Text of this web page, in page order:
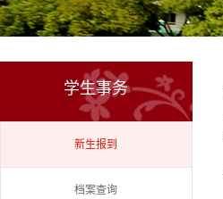
学生事务
新生报到
档案查询